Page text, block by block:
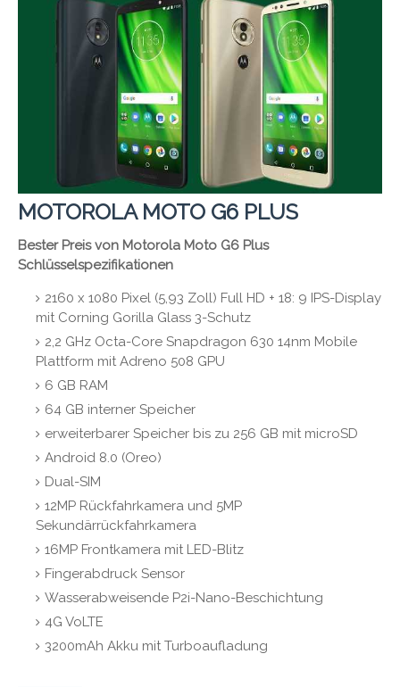
MOTOROLA MOTO G6 PLUS
Bester Preis von Motorola Moto G6 Plus
Schlüsselspezifikationen
2160 x 1080 Pixel (5,93 Zoll) Full HD + 18: 9 IPS-Display
mit Corning Gorilla Glass 3-Schutz
2,2 GHz Octa-Core Snapdragon 630 14nm Mobile
Plattform mit Adreno 508 GPU
6 GB RAM
64 GB interner Speicher
erweiterbarer Speicher bis zu 256 GB mit microSD
Android 8.0 (Oreo)
Dual-SIM
12MP Rückfahrkamera und 5MP
Sekundärrückfahrkamera
16MP Frontkamera mit LED-Blitz
Fingerabdruck Sensor
Wasserabweisende P2i-Nano-Beschichtung
4G VoLTE
3200mAh Akku mit Turboaufladung